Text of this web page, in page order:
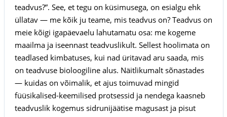
teadvus?”. See, et tegu on küsimusega, on esialgu ehk
üllatav — me kõik ju teame, mis teadvus on? Teadvus on
meie kõigi igapäevaelu lahutamatu osa: me kogeme
maailma ja iseennast teadvuslikult. Sellest hoolimata on
teadlased kimbatuses, kui nad üritavad aru saada, mis
on teadvuse bioloogiline alus. Näitlikumalt sõnastades
— kuidas on võimalik, et ajus toimuvad mingid
füüsikalised-keemilised protsessid ja nendega kaasneb
teadvuslik kogemus sidrunijäätise magusast ja pisut